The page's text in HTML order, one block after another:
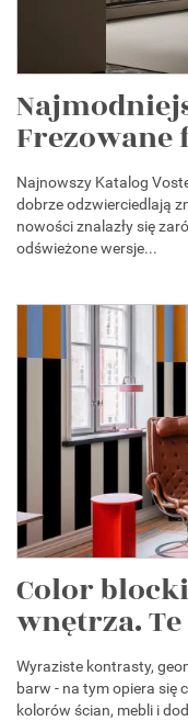
Najnowszy Katalog
dobrze odzwierciedlają
nowości znalazły się
odświeżone wersje...
Color
wnętrza. Te
Wyraziste kontrasty,
barw - na tym opiera się
kolorów ścian, mebli i